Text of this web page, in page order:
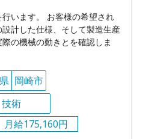
います。 お客様の希望され
計した仕様、そして製造生産
の機械の動きとを確認しま
岡崎市
技術
月給175,160円